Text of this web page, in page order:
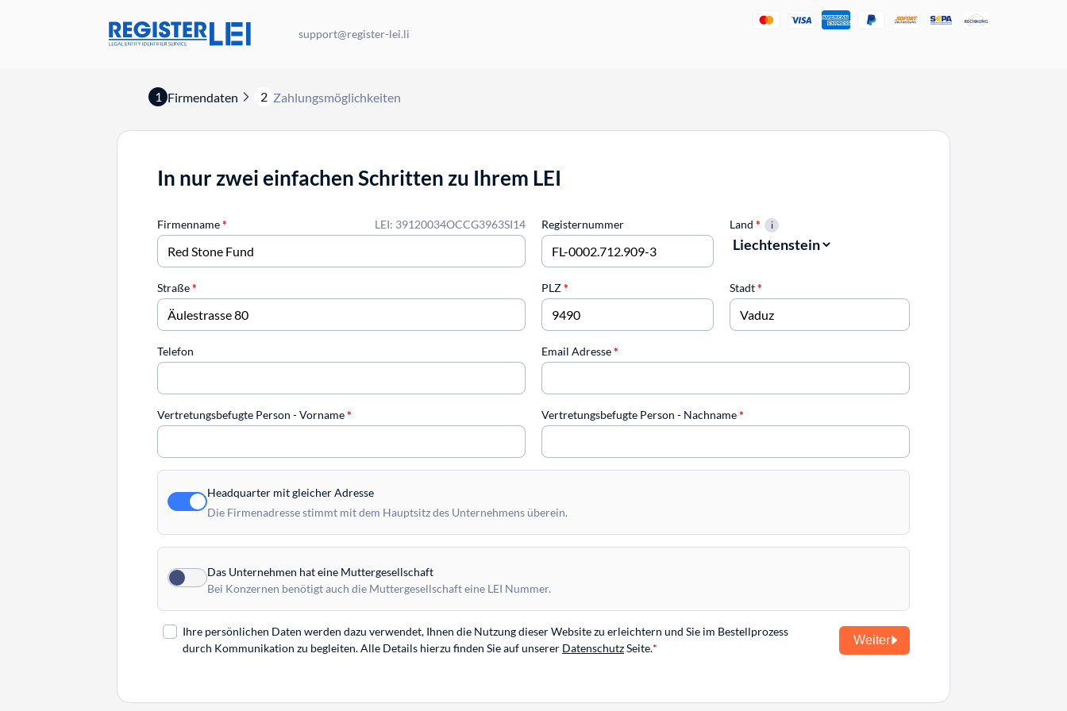
support@register-lei.li
1 Firmendaten 2 Zahlungsmöglichkeiten
In nur zwei einfachen Schritten zu Ihrem LEI
LEI: 39120034OCCG3963SI14
Firmenname* Registernummer Land *
Straße* PLZ* Stadt*
Telefon Email Adresse*
Vertretungsbefugte Person - Vorname* Vertretungsbefugte Person - Nachname*
Headquarter mit gleicher Adresse
Die Firmenadresse stimmt mit dem Hauptsitz des Unternehmens überein.
Das Unternehmen hat eine Muttergesellschaft
Bei Konzernen benötigt auch die Muttergesellschaft eine LEI Nummer.
Ihre persönlichen Daten werden dazu verwendet, Ihnen die Nutzung dieser Website zu erleichtern und Sie im Bestellprozess
durch Kommunikation zu begleiten. Alle Details hierzu finden Sie auf unserer DatenschutzSeite.
Weiter